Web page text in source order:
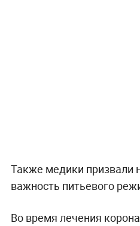
Также медики призвали
важность питьевого
Во время лечения